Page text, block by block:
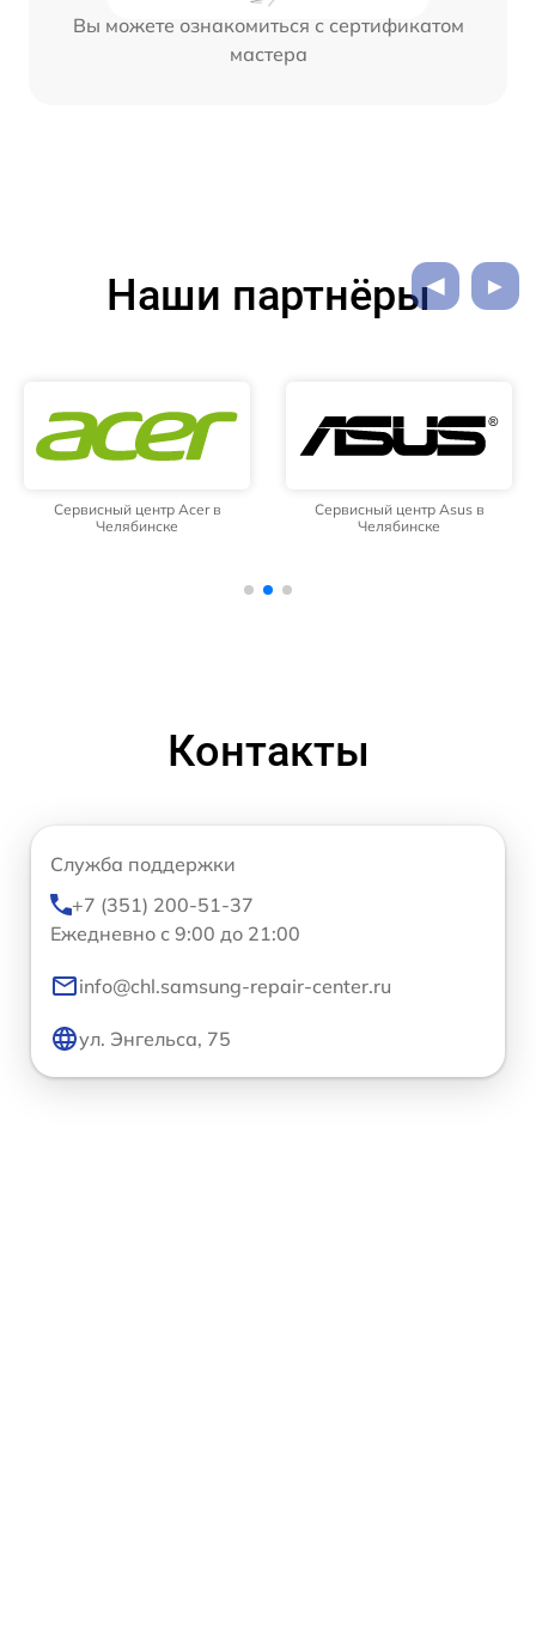
Вы можете ознакомиться с сертификатом
мастера
Наши партнёры
Сервисный центр Acer в
Челябинске
Сервисный центр Asus в
Челябинске
Контакты
Служба поддержки
+7 (351) 200-51-37
Ежедневно с 9:00 до 21:00
info@chl.samsung-repair-center.ru
ул. Энгельса, 75